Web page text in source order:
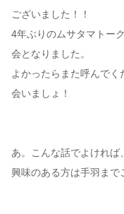
ございました！！
4年ぶりのムサタマトー
会となりました。
よかったらまた呼んで
会いましょ！
あ。こんな話でよければ
興味のある方は手羽まで